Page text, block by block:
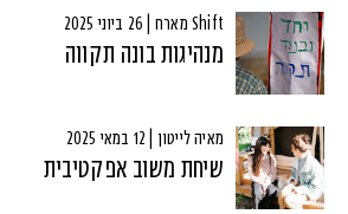
Shift מארח | 26 ביוני 2025
מנהיגות בונה תקווה
מאיה לייטון | 12 במאי 2025
שיחת משוב אפקטיבית